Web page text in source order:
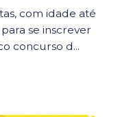
com idade até
se inscrever
concurso d...